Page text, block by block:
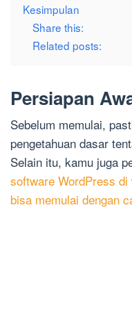
Kesimpulan
Share this:
Related posts:
Persiapan
Sebelum memulai,
pengetahuan dasar
Selain itu, kamu juga
software WordPress di
bisa memulai dengan